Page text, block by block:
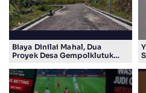
Biaya Dinilai Mahal, Dua
Proyek Desa Gempolklutuk